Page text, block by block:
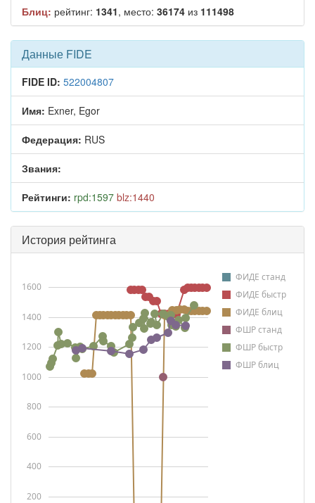
Блиц: рейтинг: 1341, место: 36174 из 111498
Данные FIDE
FIDE ID: 522004807
Имя: Exner, Egor
Федерация: RUS
Звания:
Рейтинги: rpd:1597 blz:1440
История рейтинга
ФИДЕ станд
ФИДЕ быстр
ФИДЕ блиц
ФШР станд
ФШР быстр
ФШР блиц
200
400
600
800
1000
1200
1400
1600